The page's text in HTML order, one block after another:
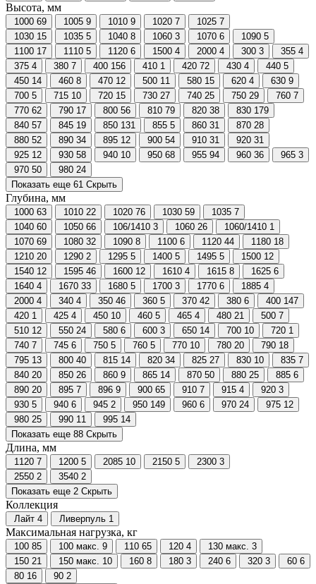
Высота, мм
1000 69 1005 9 1010 9 1020 7 1025 7
1030 15 1035 5 1040 8 1060 3 1070 6 1090 5
1100 17 1110 5 1120 6 1500 4 2000 4 300 3 355 4
375 4 380 7 400 156 410 1 420 72 430 4 440 5
450 14 460 8 470 12 500 11 580 15 620 4 630 9
700 5 715 10 720 15 730 27 740 25 750 29 760 7
770 62 790 17 800 56 810 79 820 38 830 179
840 57 845 19 850 131 855 5 860 31 870 28
880 52 890 34 895 12 900 54 910 31 920 31
925 12 930 58 940 10 950 68 955 94 960 36 965 3
970 50 980 24
Показать еще 61 Скрыть
Глубина, мм
1000 63 1010 22 1020 76 1030 59 1035 7
1040 60 1050 66 106/1410 3 1060 26 1060/1410 1
1070 69 1080 32 1090 8 1100 6 1120 44 1180 18
1210 20 1290 2 1295 5 1400 5 1495 5 1500 12
1540 12 1595 46 1600 12 1610 4 1615 8 1625 6
1640 4 1670 33 1680 5 1700 3 1770 6 1885 4
2000 4 340 4 350 46 360 5 370 42 380 6 400 147
420 1 425 4 450 10 460 5 465 4 480 21 500 7
510 12 550 24 580 6 600 3 650 14 700 10 720 1
740 7 745 6 750 5 760 5 770 10 780 20 790 18
795 13 800 40 815 14 820 34 825 27 830 10 835 7
840 20 850 26 860 9 865 14 870 50 880 25 885 6
890 20 895 7 896 9 900 65 910 7 915 4 920 3
930 5 940 6 945 2 950 149 960 6 970 24 975 12
980 25 990 11 995 14
Показать еще 88 Скрыть
Длина, мм
1120 7 1200 5 2085 10 2150 5 2300 3
2550 2 3540 2
Показать еще 2 Скрыть
Коллекция
Лайт 4 Ливерпуль 1
Максимальная нагрузка, кг
100 85 100 макс. 9 110 65 120 4 130 макс. 3
150 21 150 макс. 10 160 8 180 3 240 6 320 3 60 6
80 16 90 2